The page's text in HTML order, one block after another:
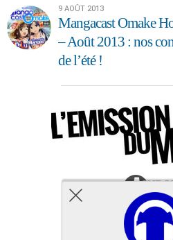
9 AOÛT 2013
Mangacast Omake
– Août 2013 : nos
de l’été !